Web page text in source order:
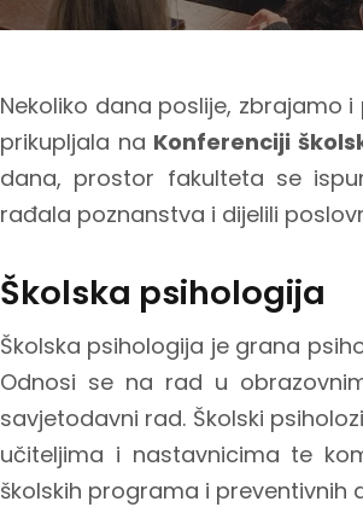
Nekoliko dana poslije, zbrajamo
prikupljala na Konferenciji
dana, prostor fakulteta se
rađala poznanstva i dijelili
Školska psihologija
Školska psihologija je grana
Odnosi se na rad u
savjetodavni rad. Školski
učiteljima i nastavnicima te
školskih programa i preventivnih